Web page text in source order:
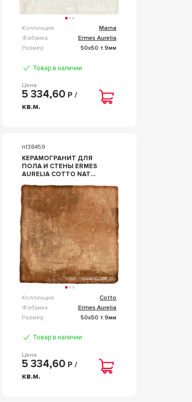
Коллекция
Marna
Фабрика
Ermes Aurelia
Размер
50x50 т.9мм
Товар в наличии
Цена
5 334,60 Р /
кв.м.
n138459
КЕРАМОГРАНИТ ДЛЯ
ПОЛА И СТЕНЫ ERMES
AURELIA COTTO NAT
Коллекция
Cotto
Фабрика
Ermes Aurelia
Размер
50x50 т.9мм
Товар в наличии
Цена
5 334,60 Р /
кв.м.